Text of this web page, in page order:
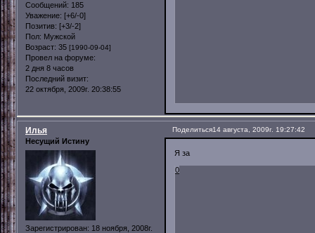
Сообщений: 185
Уважение: [+6/-0]
Позитив: [+3/-2]
Пол: Мужской
Возраст: 35 [1990-09-04]
Провел на форуме:
2 дня 8 часов
Последний визит:
22 октября, 2009г. 20:38:55
Поделиться14 августа, 2009г. 19:27:42
Илья
Несущий Истину
Зарегистрирован: 18 ноября, 2008г.
Я за
0